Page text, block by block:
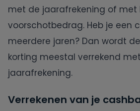
met de jaarafrekening of met
voorschotbedrag. Heb je een
meerdere jaren? Dan wordt
korting meestal verrekend
jaarafrekening.
Verrekenen van je